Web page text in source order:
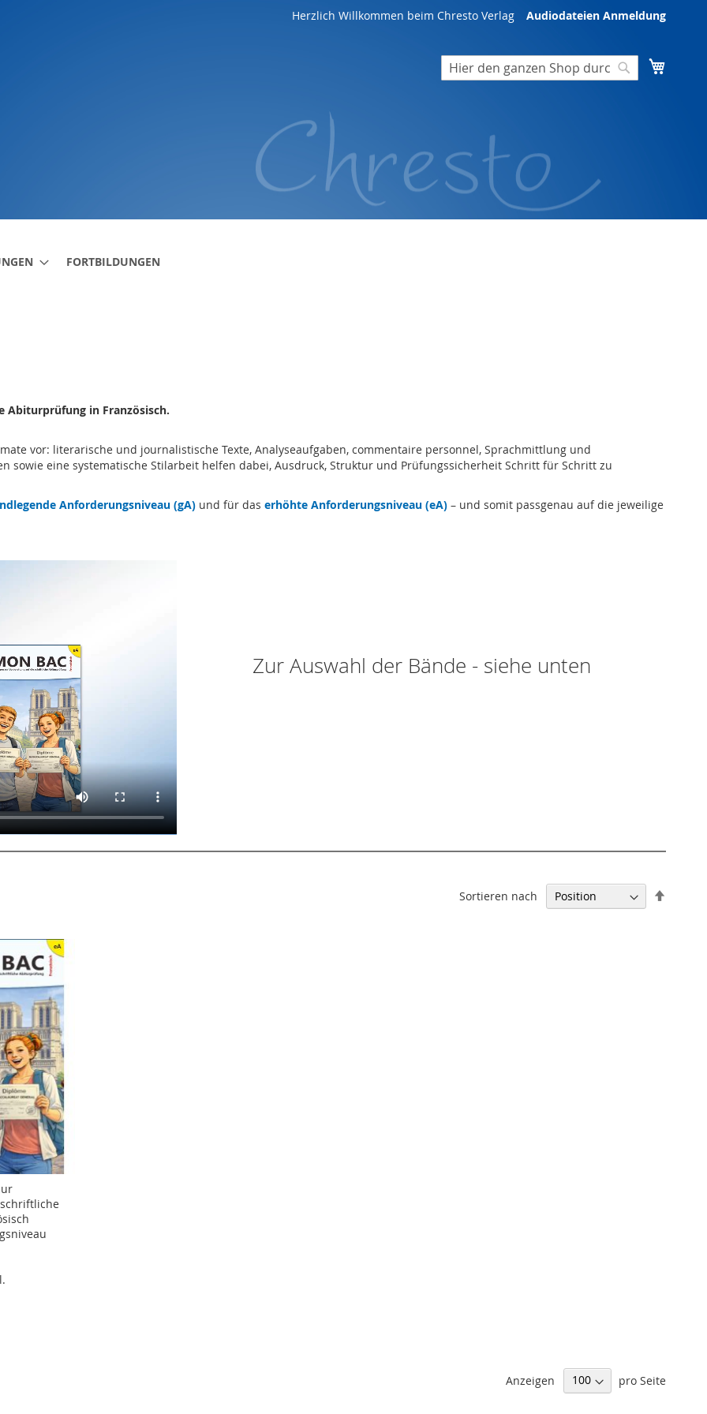
Herzlich Willkommen beim Chresto Verlag Audiodateien Anmeldung
Suche
FORTBILDUNGEN
Abiturprüfung in Französisch.
vor: literarische und journalistische Texte, Analyseaufgaben, commentaire personnel, Sprachmittlung und
sowie eine systematische Stilarbeit helfen dabei, Ausdruck, Struktur und Prüfungssicherheit Schritt für Schritt zu
Anforderungsniveau (gA) und für das erhöhte Anforderungsniveau (eA) – und somit passgenau auf die jeweilige
Zur Auswahl der Bände - siehe unten
Sortieren nach
Anzeigen pro Seite